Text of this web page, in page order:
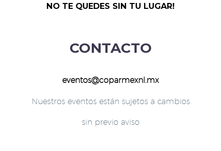
NO TE QUEDES SIN TU LUGAR!
CONTACTO
eventos@coparmexnl.mx
Nuestros eventos están sujetos a cambios
sin previo aviso